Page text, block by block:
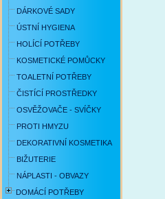
DÁRKOVÉ SADY
ÚSTNÍ HYGIENA
HOLÍCÍ POTŘEBY
KOSMETICKÉ POMŮCKY
TOALETNÍ POTŘEBY
ČISTÍCÍ PROSTŘEDKY
OSVĚŽOVAČE - SVÍČKY
PROTI HMYZU
DEKORATIVNÍ KOSMETIKA
BIŽUTERIE
NÁPLASTI - OBVAZY
DOMÁCÍ POTŘEBY